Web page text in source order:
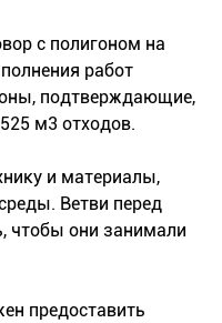
с полигоном на
работ
подтверждающие,
м3 отходов.
и материалы,
Ветви перед
чтобы они занимали
предоставить